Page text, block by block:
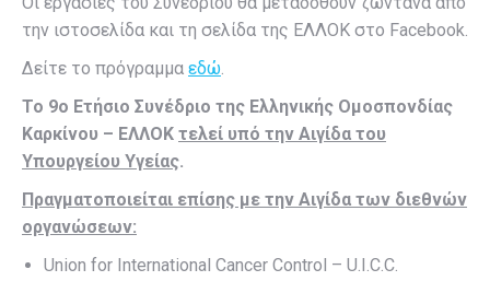
την ιστοσελίδα και τη σελίδα της ΕΛΛΟΚ στο Facebook.
Δείτε το πρόγραμμα εδώ.
Το 9ο Ετήσιο Συνέδριο της Ελληνικής Ομοσπονδίας
Καρκίνου – ΕΛΛΟΚ τελεί υπό την Αιγίδα του
Υπουργείου Υγείας.
Πραγματοποιείται επίσης με την Αιγίδα των διεθνών
οργανώσεων:
Union for International Cancer Control – U.I.C.C.